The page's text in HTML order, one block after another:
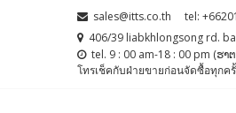
sales@itts.co.th
tel:
406/39 liabkhlongsong rd.
tel. 9 : 00 am-18 : 00 pm (ຮ
โทรเช็คกับฝ่ายขายก่อนจัดซื้อทุกครั้